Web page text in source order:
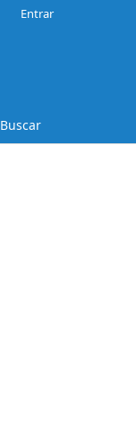
Buscar
Entrar